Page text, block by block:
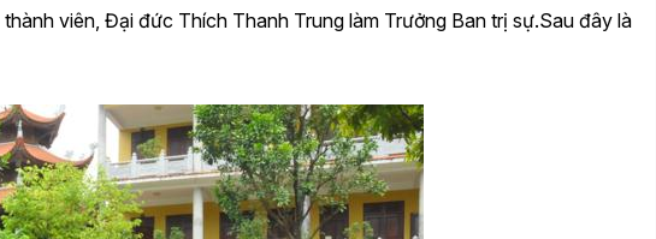
viên, Đại đức Thích Thanh Trung làm Trưởng Ban trị sự.Sau đây là